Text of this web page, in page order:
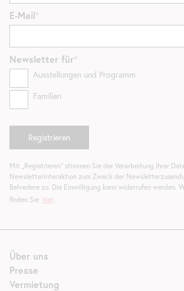
Über uns
Presse
Vermietung
E-Mail
Newsletter für
Ausstellungen und Programm
Familien
Mit „Registrieren“ stimmen Sie der Verarbeitung Ihrer
Newsletterinteraktion zum Zweck der
Belvedere zu. Die Einwilligung kann widerrufen werden.
finden Sie hier